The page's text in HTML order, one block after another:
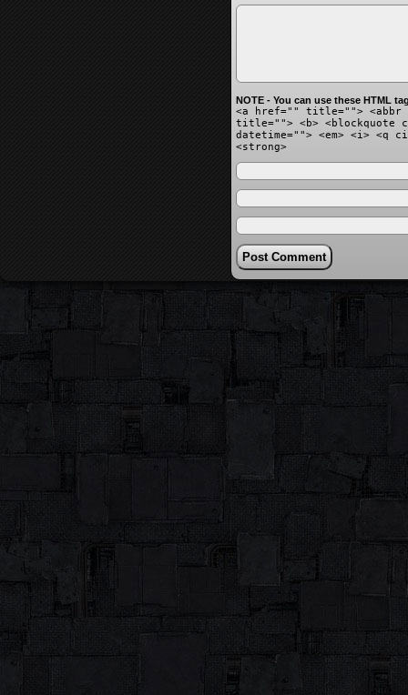
NOTE - You can use these HTML
<a href="" title=""> <abbr
title=""> <b> <blockquote
datetime=""> <em> <i> <q
<strong>